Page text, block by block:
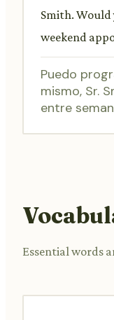
Smith. Would
weekend
Puedo
mismo, Sr.
entre
Essential words